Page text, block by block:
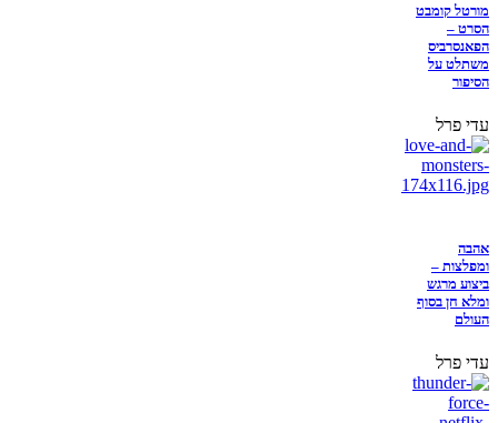
מורטל קומבט
הסרט –
הפאנסרביס
משתלט על
הסיפור
עדי פרל
אהבה
ומפלצות –
ביצוע מרגש
ומלא חן בסוף
העולם
עדי פרל